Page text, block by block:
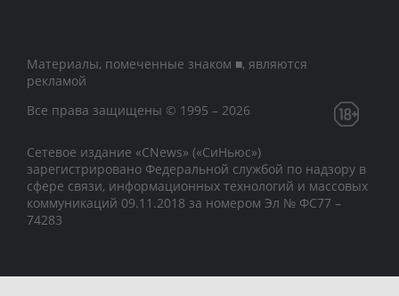
Материалы, помеченные знаком ■, являются
рекламой
Все права защищены © 1995 – 2026
Сетевое издание «CNews» («СиНьюс»)
зарегистрировано Федеральной службой по надзору в
сфере связи, информационных технологий и массовых
коммуникаций 09.11.2018 за номером Эл № ФС77 –
74283